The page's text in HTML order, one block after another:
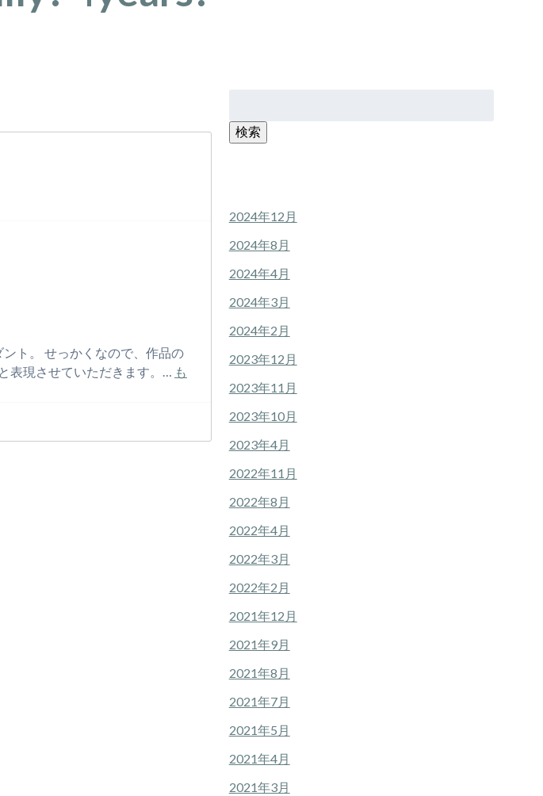
ト。 せっかくなので、作品の
表現させていただきます。… も
検索
2024年12月
2024年8月
2024年4月
2024年3月
2024年2月
2023年12月
2023年11月
2023年10月
2023年4月
2022年11月
2022年8月
2022年4月
2022年3月
2022年2月
2021年12月
2021年9月
2021年8月
2021年7月
2021年5月
2021年4月
2021年3月